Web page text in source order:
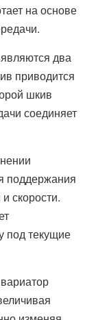
на основе
два
приводится
шкив
соединяет
поддержания
скорости.
под текущие